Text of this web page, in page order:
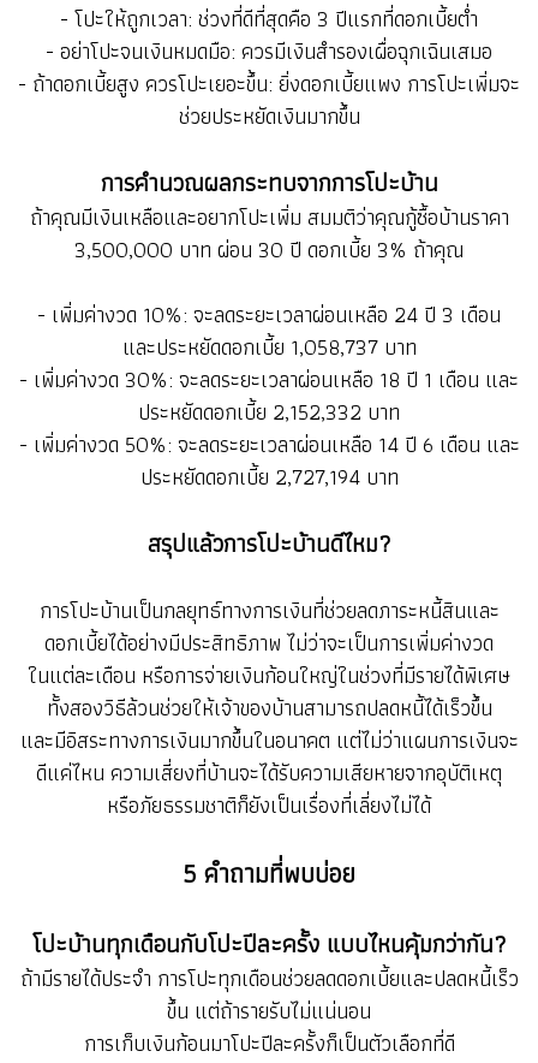
- โปะให้ถูกเวลา: ช่วงที่ดีที่สุดคือ 3 ปีแรกที่ดอกเบี้ยต่ำ
- อย่าโปะจนเงินหมดมือ: ควรมีเงินสำรองเผื่อฉุกเฉินเสมอ
- ถ้าดอกเบี้ยสูง ควรโปะเยอะขึ้น: ยิ่งดอกเบี้ยแพง การโปะเพิ่มจะ
ช่วยประหยัดเงินมากขึ้น
การคำนวณผลกระทบจากการโปะบ้าน
ถ้าคุณมีเงินเหลือและอยากโปะเพิ่ม สมมติว่าคุณกู้ซื้อบ้านราคา
3,500,000 บาท ผ่อน 30 ปี ดอกเบี้ย 3% ถ้าคุณ
- เพิ่มค่างวด 10%: จะลดระยะเวลาผ่อนเหลือ 24 ปี 3 เดือน
และประหยัดดอกเบี้ย 1,058,737 บาท
- เพิ่มค่างวด 30%: จะลดระยะเวลาผ่อนเหลือ 18 ปี 1 เดือน และ
ประหยัดดอกเบี้ย 2,152,332 บาท
- เพิ่มค่างวด 50%: จะลดระยะเวลาผ่อนเหลือ 14 ปี 6 เดือน และ
ประหยัดดอกเบี้ย 2,727,194 บาท
สรุปแล้วการโปะบ้านดีไหม?
การโปะบ้านเป็นกลยุทธ์ทางการเงินที่ช่วยลดภาระหนี้สินและ
ดอกเบี้ยได้อย่างมีประสิทธิภาพ ไม่ว่าจะเป็นการเพิ่มค่างวด
ในแต่ละเดือน หรือการจ่ายเงินก้อนใหญ่ในช่วงที่มีรายได้พิเศษ
ทั้งสองวิธีล้วนช่วยให้เจ้าของบ้านสามารถปลดหนี้ได้เร็วขึ้น
และมีอิสระทางการเงินมากขึ้นในอนาคต แต่ไม่ว่าแผนการเงินจะ
ดีแค่ไหน ความเสี่ยงที่บ้านจะได้รับความเสียหายจากอุบัติเหตุ
หรือภัยธรรมชาติก็ยังเป็นเรื่องที่เลี่ยงไม่ได้
5 คำถามที่พบบ่อย
โปะบ้านทุกเดือนกับโปะปีละครั้ง แบบไหนคุ้มกว่ากัน?
ถ้ามีรายได้ประจำ การโปะทุกเดือนช่วยลดดอกเบี้ยและปลดหนี้เร็ว
ขึ้น แต่ถ้ารายรับไม่แน่นอน
การเก็บเงินก้อนมาโปะปีละครั้งก็เป็นตัวเลือกที่ดี